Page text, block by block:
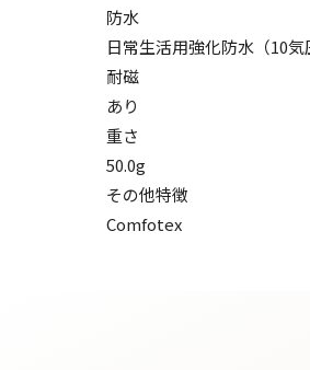
防水
日常生活用強化防水（10気
耐磁
あり
重さ
50.0g
その他特徴
Comfotex